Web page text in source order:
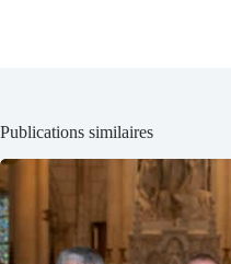
Publications similaires